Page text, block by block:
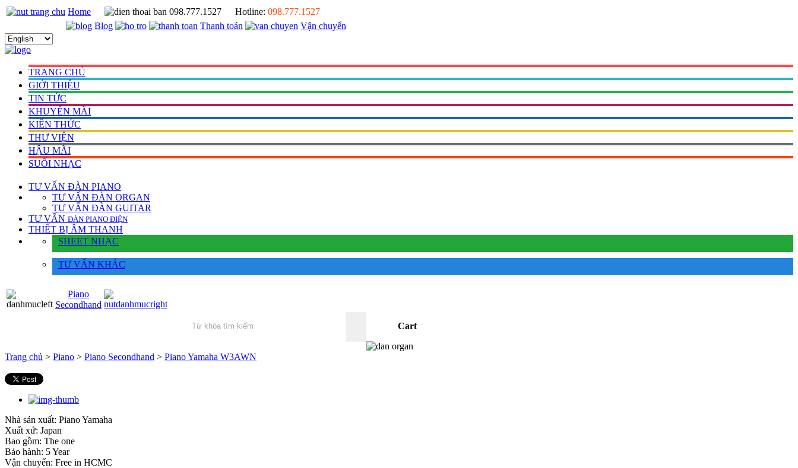
Home 098.777.1527 Hotline: 098.777.1527
Blog
Thanh toán Vận chuyển
TRANG CHỦ
GIỚI THIỆU
TIN TỨC
KHUYẾN MÃI
KIẾN THỨC
THƯ VIỆN
HẬU MÃI
SUỐI NHẠC
TƯ VẤN ĐÀN PIANO
TƯ VẤN ÐÀN ORGAN
TƯ VẤN ÐÀN GUITAR
TƯ VẤN ÐÀN PIANO ÐIỆN
THIẾT BỊ ÂM THANH
SHEET NHẠC
TƯ VẤN KHÁC
Piano
Secondhand
Cart
Trang chủ > Piano > Piano Secondhand > Piano Yamaha W3AWN
Nhà sản xuất: Piano Yamaha
Xuất xứ: Japan
Bao gồm: The one
Bảo hành: 5 Year
Vận chuyển: Free in HCMC